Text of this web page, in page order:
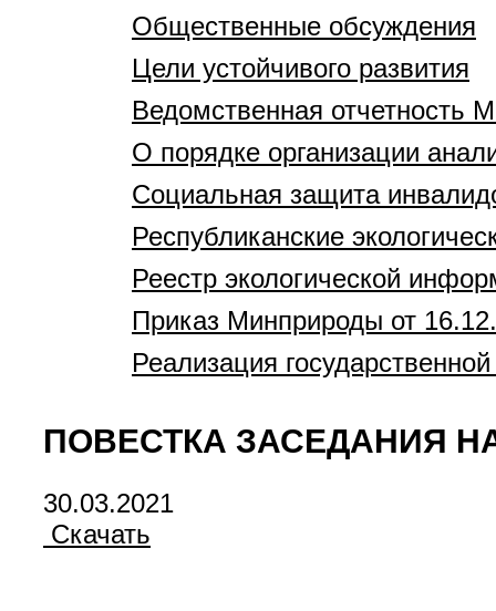
Общественные обсуждения
Цели устойчивого развития
Ведомственная отчетность
О порядке организации
Социальная защита
Республиканские
Реестр экологической
Приказ Минприроды от
Реализация
ПОВЕСТКА ЗАСЕДАНИЯ НА
30.03.2021
Скачать